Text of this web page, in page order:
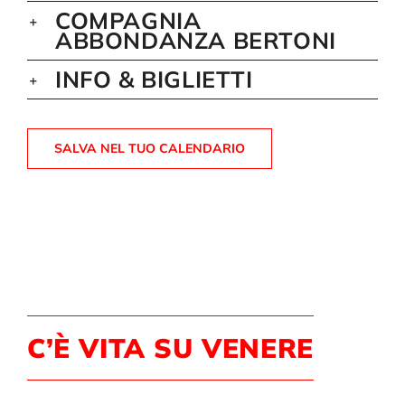
COMPAGNIA
ABBONDANZA BERTONI
INFO & BIGLIETTI
SALVA NEL TUO CALENDARIO
C’È VITA SU VENERE